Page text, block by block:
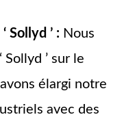
Sollyd ’ : Nous
Sollyd ’ sur le
élargi notre
avec des